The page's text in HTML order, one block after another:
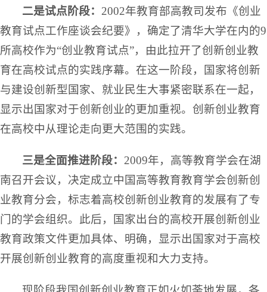
二是试点阶段： 2002年教育部高教司发布《创业
教育试点工作座谈会纪要》，确定了清华大学在内的9
所高校作为“创业教育试点”，由此拉开了创新创业教
育在高校试点的实践序幕。在这一阶段，国家将创新
与建设创新型国家、就业民生大事紧密联系在一起，
显示出国家对于创新创业的更加重视。创新创业教育
在高校中从理论走向更大范围的实践。
三是全面推进阶段： 2009年，高等教育学会在湖
南召开会议，决定成立中国高等教育教育学会创新创
业教育分会，标志着高校创新创业教育的发展有了专
门的学会组织。此后，国家出台的高校开展创新创业
教育政策文件更加具体、明确，显示出国家对于高校
开展创新创业教育的高度重视和大力支持。